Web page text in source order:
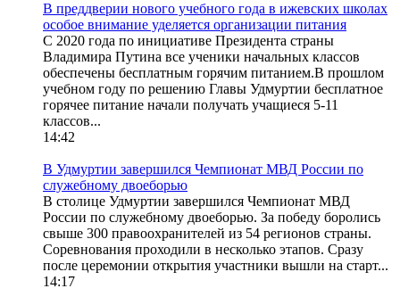
В преддверии нового учебного года в ижевских школах
особое внимание уделяется организации питания
С 2020 года по инициативе Президента страны
Владимира Путина все ученики начальных классов
обеспечены бесплатным горячим питанием.В прошлом
учебном году по решению Главы Удмуртии бесплатное
горячее питание начали получать учащиеся 5-11
классов...
14:42
В Удмуртии завершился Чемпионат МВД России по
служебному двоеборью
В столице Удмуртии завершился Чемпионат МВД
России по служебному двоеборью. За победу боролись
свыше 300 правоохранителей из 54 регионов страны.
Соревнования проходили в несколько этапов. Сразу
после церемонии открытия участники вышли на старт...
14:17